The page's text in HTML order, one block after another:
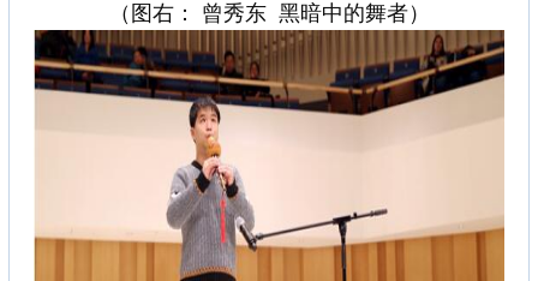
（图右： 曾秀东 黑暗中的舞者）